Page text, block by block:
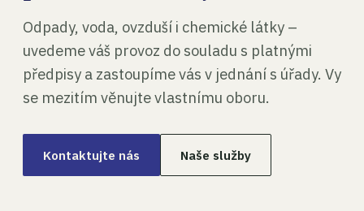
Odpady, voda, ovzduší i chemické látky –
uvedeme váš provoz do souladu s platnými
předpisy a zastoupíme vás v jednání s úřady. Vy
se mezitím věnujte vlastnímu oboru.
Kontaktujte nás Naše služby